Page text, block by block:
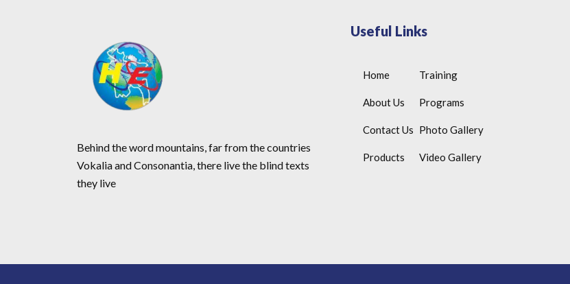
Behind the word mountains, far from the countries
Vokalia and Consonantia, there live the blind texts
they live
Useful Links
Home
About Us
Contact Us
Products
Training
Programs
Photo Gallery
Video Gallery